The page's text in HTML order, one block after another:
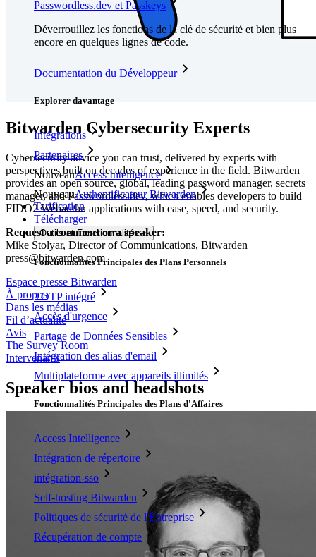
Passwordless.dev et Passkeys
Déverrouillez les fonctions de la clé de sécurité et bien plus
encore en quelques lignes de code.
Documentation du Développeur
Explorer davantage
Intégrations
Partenaires
NouveauAccess Intelligence
NouveauAuthentificateur Bitwarden
Tarification
Télécharger
Outils et Fonctionnalités
Fonctionnalités Principales des Plans Personnels
TOTP intégré
Accès d'urgence
Partage de Données Sensibles
Intégration des alias d'email
Multiplateforme avec appareils illimités
Fonctionnalités Principales des Plans d'Affaires
Access Intelligence
Intégration de répertoire
intégration-sso
Self-hosting Bitwarden
Politiques de sécurité de l'Entreprise
Récupération de compte
Bitwarden Cybersecurity Experts
Cybersecurity advice you can trust, delivered by experts with
perspectives built on decades of experience in the field. Bitwarden
provides an open source, global, leading password manager, secrets
manager, and Passwordless.dev, which enables developers to build
FIDO2 Webauthn applications with ease, speed, and security.
Request a comment or a speaker:
Mike Stolyar, Director of Communications, Bitwarden
press@bitwarden.com
Espace presse Bitwarden
À propos
Dans les médias
Fil d’actualité
Avis
The Survey Room
Intervenants
Speaker bios and headshots